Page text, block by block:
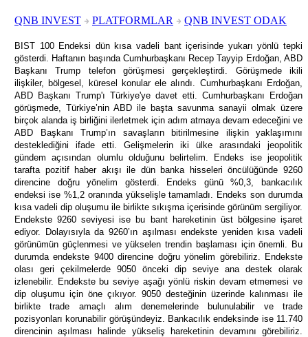
QNB INVEST PLATFORMLAR QNB INVEST ODAK
BIST 100 Endeksi dün kısa vadeli bant içerisinde yukarı yönlü tepki
gösterdi. Haftanın başında Cumhurbaşkanı Recep Tayyip Erdoğan, ABD
Başkanı Trump telefon görüşmesi gerçekleştirdi. Görüşmede ikili
ilişkiler, bölgesel, küresel konular ele alındı. Cumhurbaşkanı Erdoğan,
ABD Başkanı Trump'ı Türkiye'ye davet etti. Cumhurbaşkanı Erdoğan
görüşmede, Türkiye’nin ABD ile başta savunma sanayii olmak üzere
birçok alanda iş birliğini ilerletmek için adım atmaya devam edeceğini ve
ABD Başkanı Trump’ın savaşların bitirilmesine ilişkin yaklaşımını
desteklediğini ifade etti. Gelişmelerin iki ülke arasındaki jeopolitik
gündem açısından olumlu olduğunu belirtelim. Endeks ise jeopolitik
tarafta pozitif haber akışı ile dün banka hisseleri öncülüğünde 9260
direncine doğru yönelim gösterdi. Endeks günü %0,3, bankacılık
endeksi ise %1,2 oranında yükselişle tamamladı. Endeks son durumda
kısa vadeli dip oluşumu ile birlikte sıkışma içerisinde görünüm sergiliyor.
Endekste 9260 seviyesi ise bu bant hareketinin üst bölgesine işaret
ediyor. Dolayısıyla da 9260’ın aşılması endekste yeniden kısa vadeli
görünümün güçlenmesi ve yükselen trendin başlaması için önemli. Bu
durumda endekste 9400 direncine doğru yönelim görebiliriz. Endekste
olası geri çekilmelerde 9050 önceki dip seviye ana destek olarak
izlenebilir. Endekste bu seviye aşağı yönlü riskin devam etmemesi ve
dip oluşumu için öne çıkıyor. 9050 desteğinin üzerinde kalınması ile
birlikte trade amaçlı alım denemelerinde bulunulabilir ve trade
pozisyonları korunabilir görüşündeyiz. Bankacılık endeksinde ise 11.740
direncinin aşılması halinde yükseliş hareketinin devamını görebiliriz.